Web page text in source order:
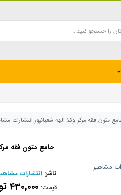
متون فقه مرکز وکلا الهه شعبانپور انتشارات
جامع متون فقه
ناشر: انتشارات
قیمت: 430,000 تومان